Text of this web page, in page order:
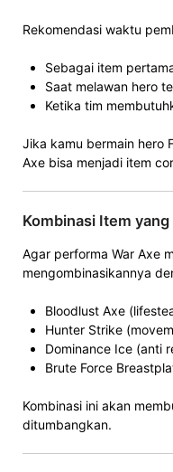
Rekomendasi waktu
Sebagai item
Saat melawan hero
Ketika tim
Jika kamu bermain hero
Axe bisa menjadi item
Kombinasi Item
Agar performa War Axe
mengombinasikannya
Bloodlust Axe
Hunter Strike
Dominance Ice (anti
Brute Force
Kombinasi ini akan
ditumbangkan.